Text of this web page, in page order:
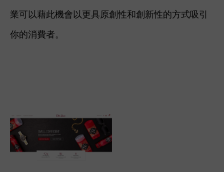
業可以藉此機會以更具原創性和創新性的方式吸引
你的消費者。